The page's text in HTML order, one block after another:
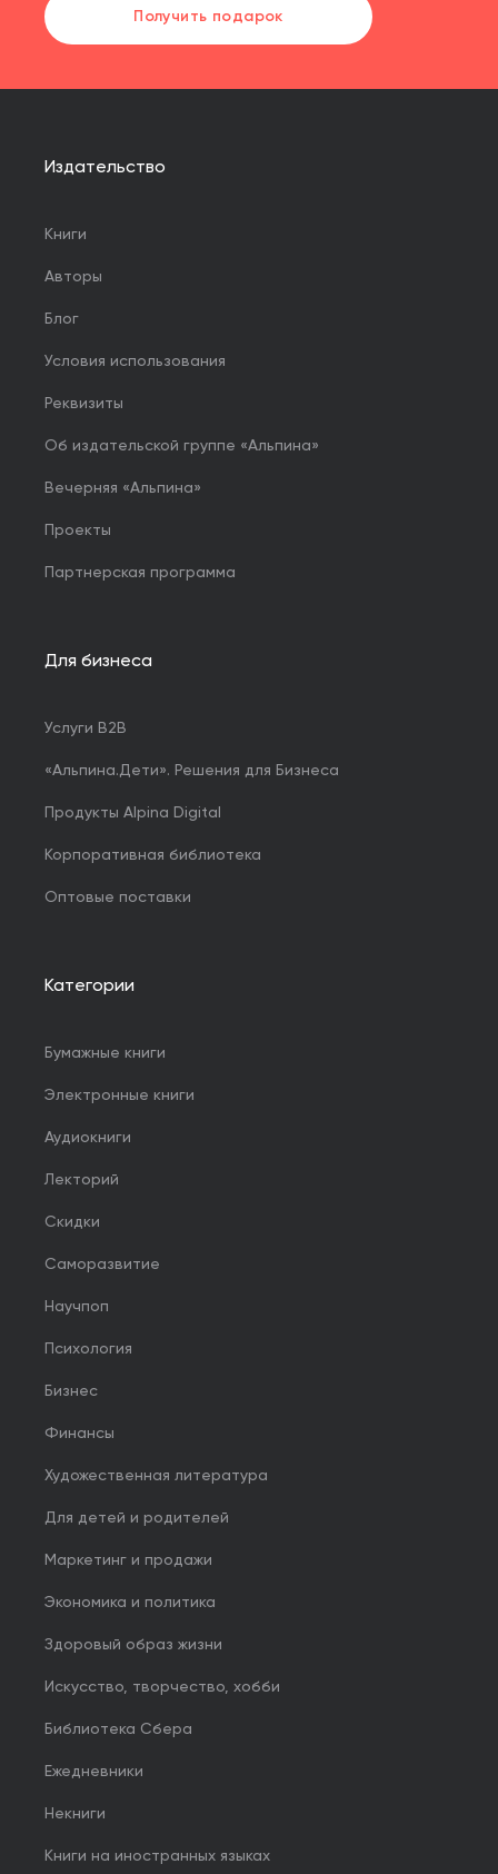
Получить подарок
Издательство
Книги
Авторы
Блог
Условия использования
Реквизиты
Об издательской группе «Альпина»
Вечерняя «Альпина»
Проекты
Партнерская программа
Для бизнеса
Услуги B2B
«Альпина.Дети». Решения для Бизнеса
Продукты Alpina Digital
Корпоративная библиотека
Оптовые поставки
Категории
Бумажные книги
Электронные книги
Аудиокниги
Лекторий
Скидки
Саморазвитие
Научпоп
Психология
Бизнес
Финансы
Художественная литература
Для детей и родителей
Маркетинг и продажи
Экономика и политика
Здоровый образ жизни
Искусство, творчество, хобби
Библиотека Сбера
Ежедневники
Некниги
Книги на иностранных языках